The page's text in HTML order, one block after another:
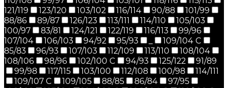
121/119
123/120 103/102 116/114 90/88
101/99
88/86
89/87 126/123 113/111 114/110
105/103
100/97
83/81 124/121 122/119 116/113
99/96
107/104
106/103 94/92 95/93
109/104 C
85/83
96/93 107/103 112/109 113/110
108/104
108/106
98/96 102/100 C 94/93 125/122
91/89
99/98
117/115 103/100 112/108 100/98
114/111
109/107 C
109/105 88/85 86/84
97/95